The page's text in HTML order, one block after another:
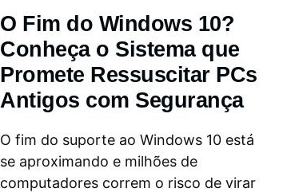
O Fim do Windows 10?
Conheça o Sistema que
Promete Ressuscitar PCs
Antigos com Segurança
O fim do suporte ao Windows 10 está
se aproximando e milhões de
computadores correm o risco de virar